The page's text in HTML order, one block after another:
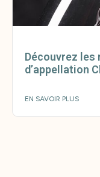
Découvrez les
d’appellation
EN SAVOIR PLUS